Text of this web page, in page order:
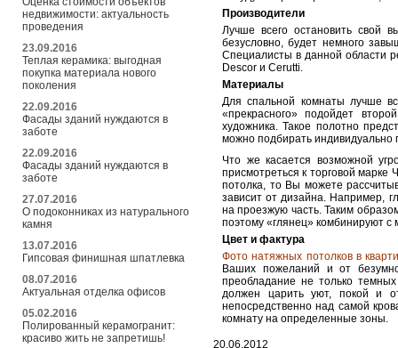
недвижимости: актуальность
проведения
23.09.2016
Теплая керамика: выгодная
покупка материала нового
поколения
22.09.2016
Фасады зданий нуждаются в
заботе
22.09.2016
Фасады зданий нуждаются в
заботе
27.07.2016
О подоконниках из натурального
камня
13.07.2016
Гипсовая финишная шпатлевка
08.07.2016
Актуальная отделка офисов
05.02.2016
Полированный керамогранит:
красиво жить не запретишь!
Производители
Лучше всего остановить свой
безусловно, будет немного
Специалисты в данной области
Descor и Cerutti.
Материалы
Для спальной комнаты лучше
«прекрасного» подойдет
художника. Такое полотно
можно подбирать индивидуально
Что же касается возможной
присмотреться к торговой марке
потолка, то Вы можете
зависит от дизайна. Например,
на проезжую часть. Таким
поэтому «глянец» комбинируют
Цвет и фактура
Фото натяжных потолков в
Ваших пожеланий и от
преобладание не только
должен царить уют, покой и
непосредственно над самой
комнату на определенные зоны.
20.06.2012